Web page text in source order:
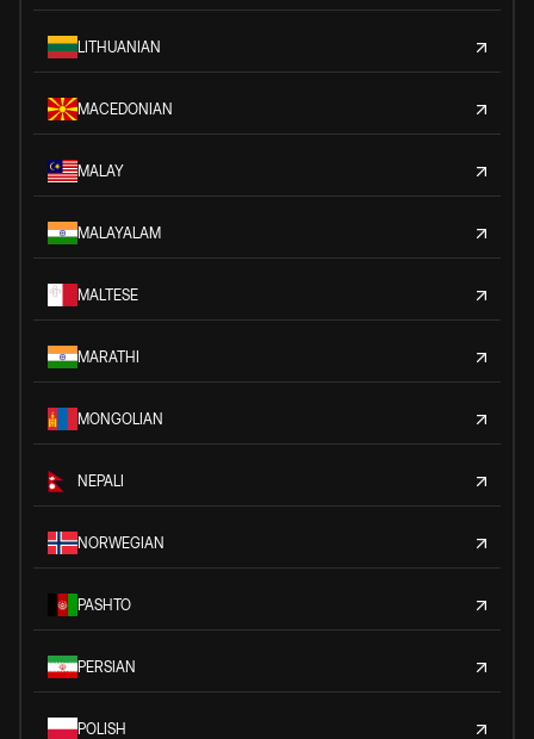
LITHUANIAN
MACEDONIAN
MALAY
MALAYALAM
MALTESE
MARATHI
MONGOLIAN
NEPALI
NORWEGIAN
PASHTO
PERSIAN
POLISH